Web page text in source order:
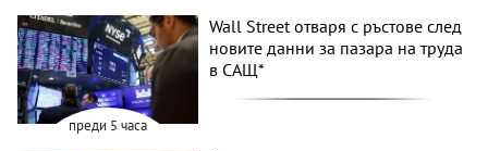
преди 5 часа
Wall Street отваря с ръстове след
новите данни за пазара на труда
в САЩ*